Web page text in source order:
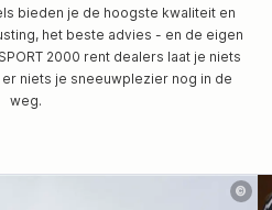
bieden je de hoogste kwaliteit en
het beste advies - en de eigen
2000 rent dealers laat je niets
niets je sneeuwplezier nog in de
weg.
©